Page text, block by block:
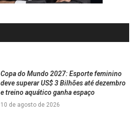
Copa do Mundo 2027: Esporte feminino
deve superar US$ 3 Bilhões até dezembro
e treino aquático ganha espaço
10 de agosto de 2026